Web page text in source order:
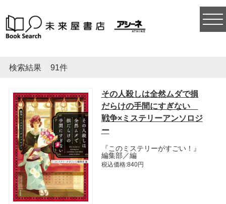
検索結果 91件
その人殺しは全然ムダで損
だらけの手間にすぎない
戦争×ミステリーアンソロジ
ー
『このミステリーがすごい！』
編集部／編
税込価格:840円